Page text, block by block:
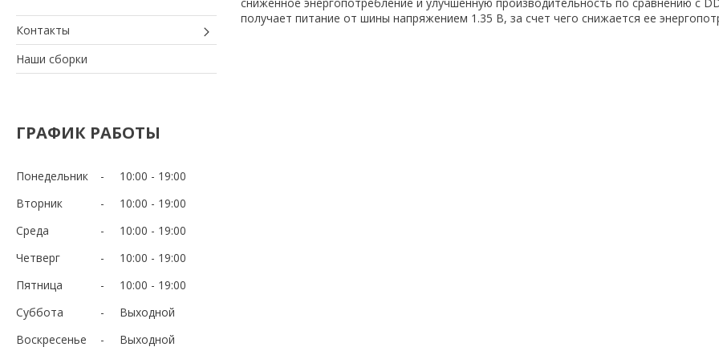
Контакты
Наши сборки
ГРАФИК РАБОТЫ
Понедельник 10:00
19:00
Вторник
10:00
19:00
Среда
10:00
19:00
Четверг
10:00
19:00
Пятница
10:00
19:00
Суббота
Выходной
Воскресенье
Выходной
получает питание от шины напряжением 1.35 В, за счет чего снижается ее